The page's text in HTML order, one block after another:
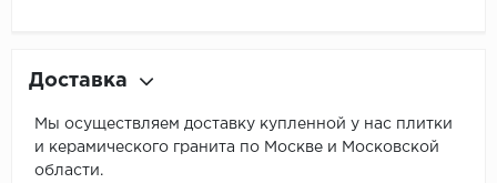
Доставка
Мы осуществляем доставку купленной у нас плитки
и керамического гранита по Москве и Московской
области.